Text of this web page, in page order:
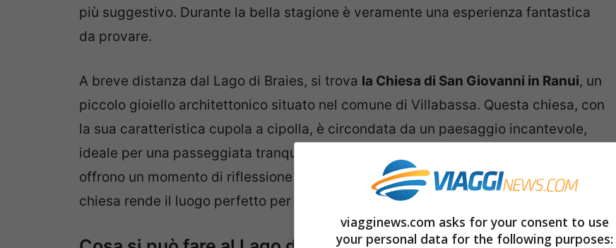
più suggestivo. Durante la bella stagione è veramente una esperienza fantastica
da provare.
A breve distanza dal Lago di Braies, si trova la Chiesa di San Giovanni in Ranui, un
piccolo gioiello architettonico situato nel comune di Villabassa. Questa chiesa, con
la sua caratteristica cupola a cipolla, è circondata da un paesaggio incantevole,
ideale per una passeggiata tranquilla. All’interno, gli affreschi e l’atmosfera serena
offrono un momento di riflessione e bellezza. La posizione panoramica della
chiesa rende il luogo perfetto per scattare fotografie indimenticabili.
viagginews.com asks for your consent to use
your personal data for the following purposes: